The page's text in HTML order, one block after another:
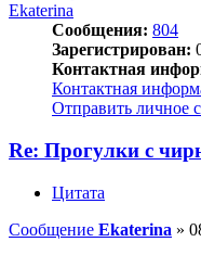
Ekaterina
Сообщения: 804
Зарегистрирован:
Контактная
Контактная
Отправить личное
Re: Прогулки с
Цитата
Сообщение Ekaterina »